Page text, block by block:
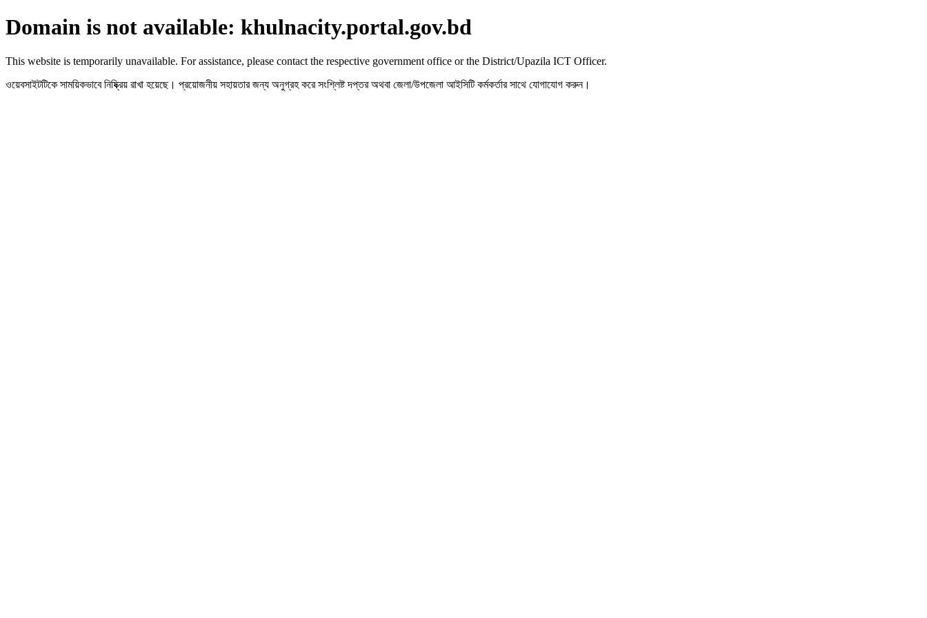
Domain is not available: khulnacity.portal.gov.bd
This website is temporarily unavailable. For assistance, please contact the respective government office or the District/Upazila ICT Officer.
ওয়েবসাইটটিকে সাময়িকভাবে নিষ্ক্রিয় রাখা হয়েছে। প্রয়োজনীয় সহায়তার জন্য অনুগ্রহ করে সংশ্লিষ্ট দপ্তর অথবা জেলা/উপজেলা আইসিটি কর্মকর্তার সাথে যোগাযোগ করুন।